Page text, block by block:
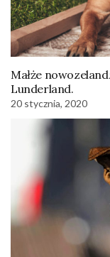
Małże
Lunderland.
20 stycznia, 2020